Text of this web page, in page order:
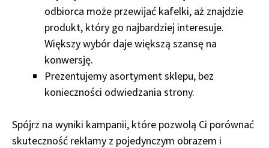
odbiorca może przewijać kafelki, aż znajdzie
produkt, który go najbardziej interesuje.
Większy wybór daje większą szansę na
konwersję.
Prezentujemy asortyment sklepu, bez
konieczności odwiedzania strony.
Spójrz na wyniki kampanii, które pozwolą Ci porównać
skuteczność reklamy z pojedynczym obrazem i